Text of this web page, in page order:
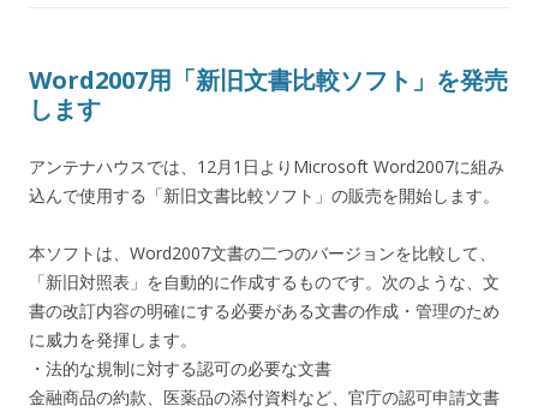
Word2007用「新旧文書比較ソフト」を発売
します
アンテナハウスでは、12月1日よりMicrosoft Word2007に組み
込んで使用する「新旧文書比較ソフト」の販売を開始します。
本ソフトは、Word2007文書の二つのバージョンを比較して、
「新旧対照表」を自動的に作成するものです。次のような、文
書の改訂内容の明確にする必要がある文書の作成・管理のため
に威力を発揮します。
・法的な規制に対する認可の必要な文書
金融商品の約款、医薬品の添付資料など、官庁の認可申請文書